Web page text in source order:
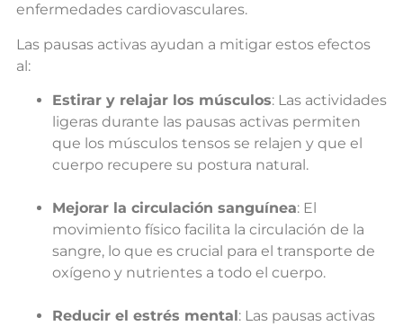
enfermedades cardiovasculares.
Las pausas activas ayudan a mitigar estos efectos
al:
Estirar y relajar los músculos: Las actividades
ligeras durante las pausas activas permiten
que los músculos tensos se relajen y que el
cuerpo recupere su postura natural.
Mejorar la circulación sanguínea: El
movimiento físico facilita la circulación de la
sangre, lo que es crucial para el transporte de
oxígeno y nutrientes a todo el cuerpo.
Reducir el estrés mental: Las pausas activas